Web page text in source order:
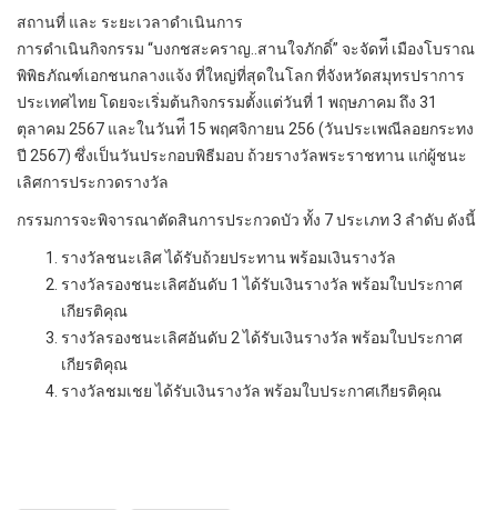
สถานที่ และ ระยะเวลาดําเนินการ
การดําเนินกิจกรรม “บงกชสะคราญ..สานใจภักดิ์” จะจัดท่ี เมืองโบราณ
พิพิธภัณฑ์เอกชนกลางแจ้ง ที่ใหญ่ที่สุดในโลก ที่จังหวัดสมุทรปราการ
ประเทศไทย โดยจะเริ่มต้นกิจกรรมตั้งแต่วันที่ 1 พฤษภาคม ถึง 31
ตุลาคม 2567 และในวันท่ี 15 พฤศจิกายน 256 (วันประเพณีลอยกระทง
ปี 2567) ซึ่งเป็นวันประกอบพิธีมอบ ถ้วยรางวัลพระราชทาน แก่ผู้ชนะ
เลิศการประกวดรางวัล
กรรมการจะพิจารณาตัดสินการประกวดบัว ทั้ง 7 ประเภท 3 ลําดับ ดังนี้
รางวัลชนะเลิศ ได้รับถ้วยประทาน พร้อมเงินรางวัล
รางวัลรองชนะเลิศอันดับ 1 ได้รับเงินรางวัล พร้อมใบประกาศ
เกียรติคุณ
รางวัลรองชนะเลิศอันดับ 2 ได้รับเงินรางวัล พร้อมใบประกาศ
เกียรติคุณ
รางวัลชมเชย ได้รับเงินรางวัล พร้อมใบประกาศเกียรติคุณ